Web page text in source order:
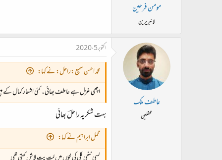
مومن فرحین
لائبریرین
عاطف ملک
محفلین
اکتوبر 5، 2020
محمّد احسن سمیع :راحل: نے کہا:
اچھی غزل ہے عاطف بھائی۔ کئی اشعار کمال کے
بہت شکریہ راحلؔ بھائی
محمل ابراہیم نے کہا: